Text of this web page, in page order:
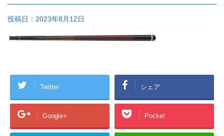
投稿日： 2023年8月12日
Twitter シェア
Google+ Pocket